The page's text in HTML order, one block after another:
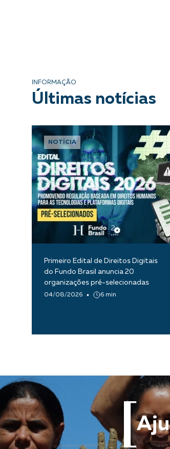
INFORMAÇÃO
Últimas notícias
NOTÍCIA
Primeiro Edital de Direitos Digitais
do Fundo Brasil anuncia 20
organizações pré-selecionadas
04/08/2026 6 min